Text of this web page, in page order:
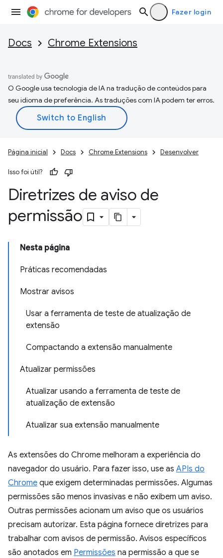
Fazer login
Docs Chrome Extensions
O Google usa tecnologia de IA na tradução de conteúdos para
seu idioma de preferência. As traduções com IA podem ter erros.
Página inicial Docs Chrome Extensions Desenvolver
Isso foi útil?
Diretrizes de aviso de
permissão
Nesta página
Práticas recomendadas
Mostrar avisos
Usar a ferramenta de teste de atualização de
extensão
Compactando a extensão manualmente
Atualizar permissões
Atualizar usando a ferramenta de teste de
atualização de extensão
Atualizar sua extensão manualmente
As extensões do Chrome melhoram a experiência do
navegador do usuário. Para fazer isso, use as APIs do
Chrome que exigem determinadas permissões. Algumas
permissões são menos invasivas e não exibem um aviso.
Outras permissões acionam um aviso que os usuários
precisam autorizar. Esta página fornece diretrizes para
trabalhar com avisos de permissão. Avisos específicos
são anotados em Permissões na permissão a que se